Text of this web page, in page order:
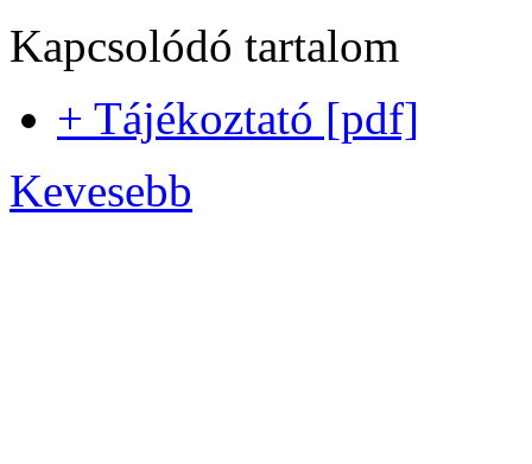
Kapcsolódó tartalom
+ Tájékoztató [pdf]
Kevesebb